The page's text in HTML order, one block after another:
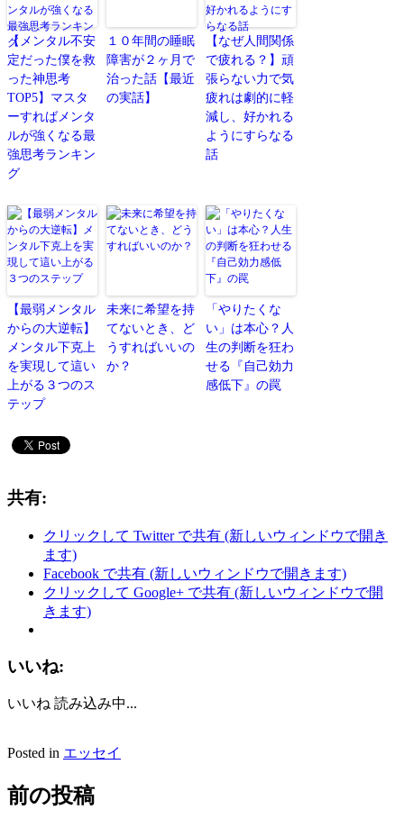
【メンタル不安
定だった僕を救
った神思考
TOP5】マスタ
ーすればメンタ
ルが強くなる最
強思考ランキン
グ
１０年間の睡眠
障害が２ヶ月で
治った話【最近
の実話】
【なぜ人間関係
で疲れる？】頑
張らない力で気
疲れは劇的に軽
減し、好かれる
ようにすらなる
話
【最弱メンタル
からの大逆転】
メンタル下克上
を実現して這い
上がる３つのス
テップ
未来に希望を持
てないとき、ど
うすればいいの
か？
「やりたくな
い」は本心？人
生の判断を狂わ
せる『自己効力
感低下』の罠
共有:
クリックして Twitter で共有 (新しいウィンドウで開き
ます)
Facebook で共有 (新しいウィンドウで開きます)
クリックして Google+ で共有 (新しいウィンドウで開
きます)
いいね:
いいね 読み込み中...
Posted in エッセイ
前の投稿